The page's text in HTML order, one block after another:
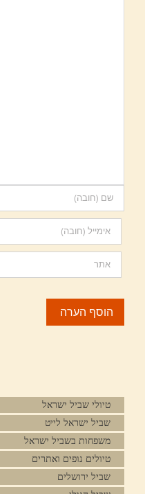
טיולי שביל ישראל
שביל ישראל לייט
משפחות בשביל ישראל
טיולים נופים ואתרים
שביל ירושלים